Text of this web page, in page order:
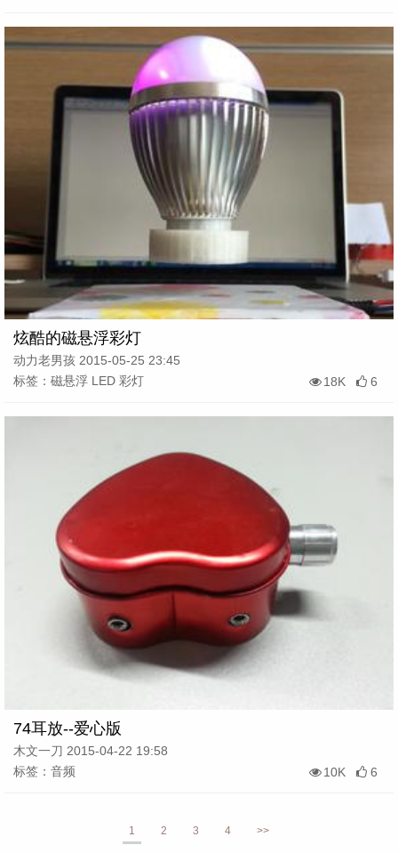
炫酷的磁悬浮彩灯
动力老男孩 2015-05-25 23:45
标签：磁悬浮 LED 彩灯
18K 6
74耳放--爱心版
木文一刀 2015-04-22 19:58
标签：音频
10K 6
1 2 3 4 >>